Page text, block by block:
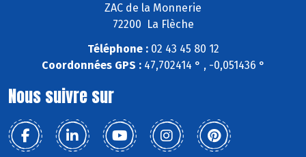
ZAC de la Monnerie
72200 La Flèche
Téléphone :02 43 45 80 12
Coordonnées GPS :47,702414 ° , -0,051436 °
Nous suivre sur